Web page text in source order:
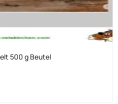
500 g Beutel